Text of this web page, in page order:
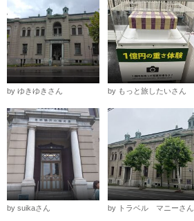
by ゆきゆきさん by もっと旅したいさん
by suikaさん by トラベル マニーさん